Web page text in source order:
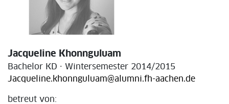
Jacqueline Khonnguluam
Bachelor KD · Wintersemester 2014/2015
Jacqueline.khonnguluam@alumni.fh-aachen.de
betreut von: